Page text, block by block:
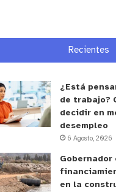
Recientes
¿Está
de trabajo?
decidir en
desempleo
6 Agosto, 2026
Gobernador
en la